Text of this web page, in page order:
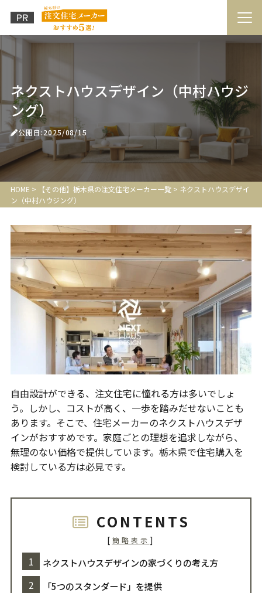
ネクストハウスデザイン（中村ハウジ
ング）
公開日:2025/08/15
HOME > 【その他】栃木県の注文住宅メーカー一覧> ネクストハウスデザイ
ン（中村ハウジング）
自由設計ができる、注文住宅に憧れる方は多いでしょ
う。しかし、コストが高く、一歩を踏みだせないことも
あります。そこで、住宅メーカーのネクストハウスデザ
インがおすすめです。家庭ごとの理想を追求しながら、
無理のない価格で提供しています。栃木県で住宅購入を
検討している方は必見です。
CONTENTS
[ 簡略表示 ]
ネクストハウスデザインの家づくりの考え方
「5つのスタンダード」を提供